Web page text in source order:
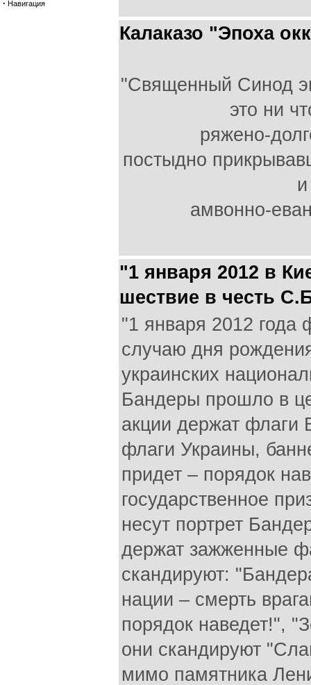
· Навигация
Калаказо "Эпоха
"Священный Синод
это ни
ряжено-
постыдно
амвонно-
"1 января 2012 в
шествие в честь
"1 января 2012 года
случаю дня
украинских
Бандеры прошло в
акции держат
флаги Украины,
придет – порядок
государственное
несут портрет
держат зажженные
скандируют:
нации – смерть
порядок наведет!",
они скандируют
мимо памятника